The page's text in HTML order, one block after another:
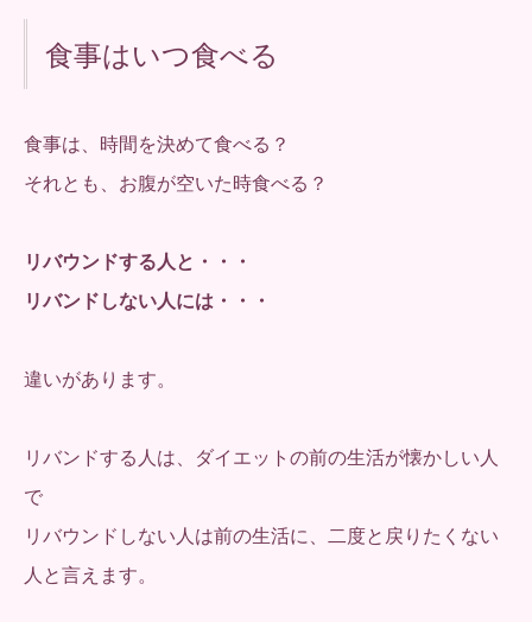
食事はいつ食べる
食事は、時間を決めて食べる？
それとも、お腹が空いた時食べる？
リバウンドする人と・・・
リバンドしない人には・・・
違いがあります。
リバンドする人は、ダイエットの前の生活が懐かしい人
で
リバウンドしない人は前の生活に、二度と戻りたくない
人と言えます。